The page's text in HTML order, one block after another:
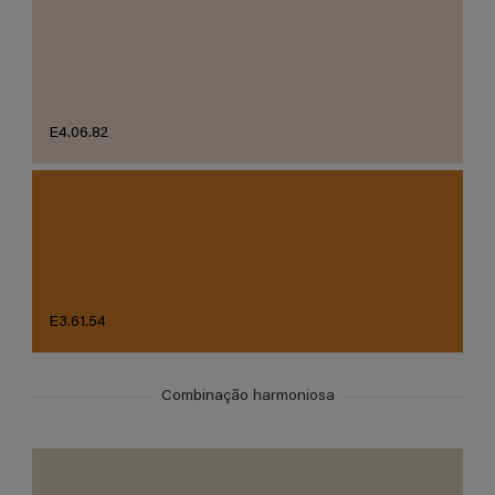
E4.06.82
E3.61.54
Combinação harmoniosa